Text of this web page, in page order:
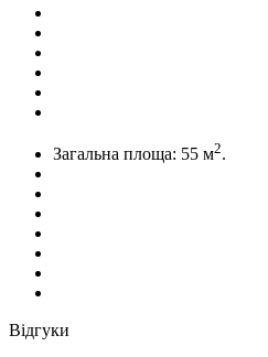
Загальна площа: 55 м2.
Відгуки